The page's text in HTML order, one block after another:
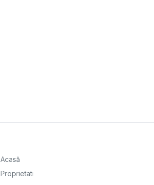
Acasă
Proprietati